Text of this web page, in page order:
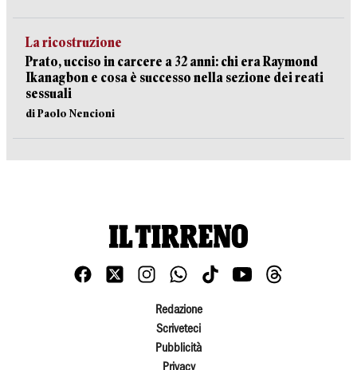
La ricostruzione
Prato, ucciso in carcere a 32 anni: chi era Raymond
Ikanagbon e cosa è successo nella sezione dei reati
sessuali
di Paolo Nencioni
Redazione
Scriveteci
Pubblicità
Privacy